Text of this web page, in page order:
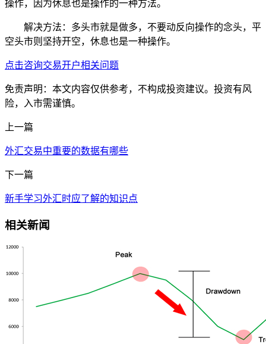
操作，因为休息也是操作的一种方法。
解决方法：多头市就是做多，不要动反向操作的念头，平
空头市则坚持开空，休息也是一种操作。
点击咨询交易开户相关问题
免责声明：本文内容仅供参考，不构成投资建议。投资有风
险，入市需谨慎。
上一篇
外汇交易中重要的数据有哪些
下一篇
新手学习外汇时应了解的知识点
相关新闻